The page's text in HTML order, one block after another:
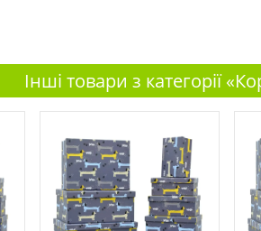
Інші товари з категорії